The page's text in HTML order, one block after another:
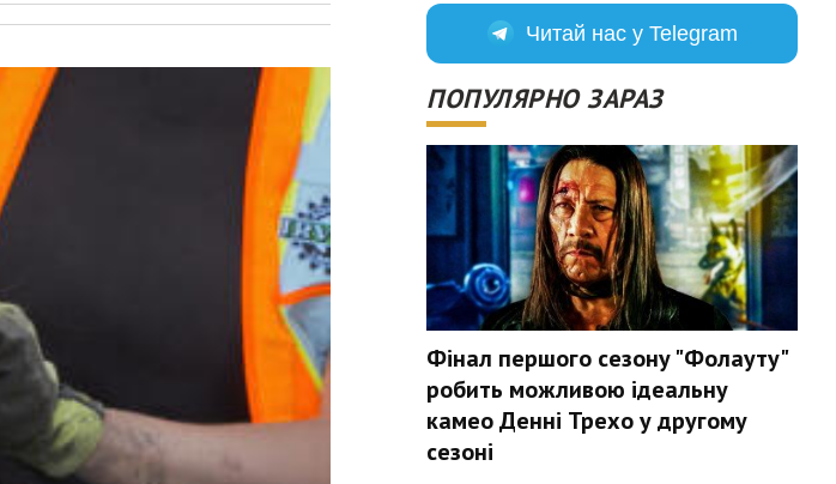
Читай нас у Telegram
ПОПУЛЯРНО ЗАРАЗ
Фінал першого сезону "Фолауту"
робить можливою ідеальну
камео Денні Трехо у другому
сезоні